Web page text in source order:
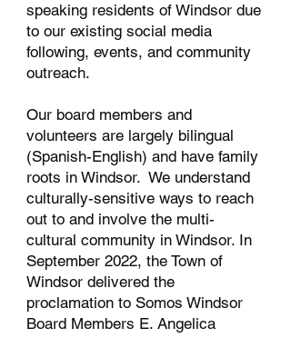
speaking residents of Windsor due
to our existing social media
following, events, and community
outreach.
Our board members and
volunteers are largely bilingual
(Spanish-English) and have family
roots in Windsor. We understand
culturally-sensitive ways to reach
out to and involve the multi-
cultural community in Windsor. In
September 2022, the Town of
Windsor delivered the
proclamation to Somos Windsor
Board Members E. Angelica